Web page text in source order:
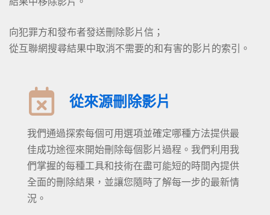
向犯罪方和發布者發送刪除影片信；
從互聯網搜尋結果中取消不需要的和有害的影片的索引。
從來源刪除影片
我們通過探索每個可用選項並確定哪種方法提供最
佳成功途徑來開始刪除每個影片過程。我們利用我
們掌握的每種工具和技術在盡可能短的時間內提供
全面的刪除結果，並讓您隨時了解每一步的最新情
況。